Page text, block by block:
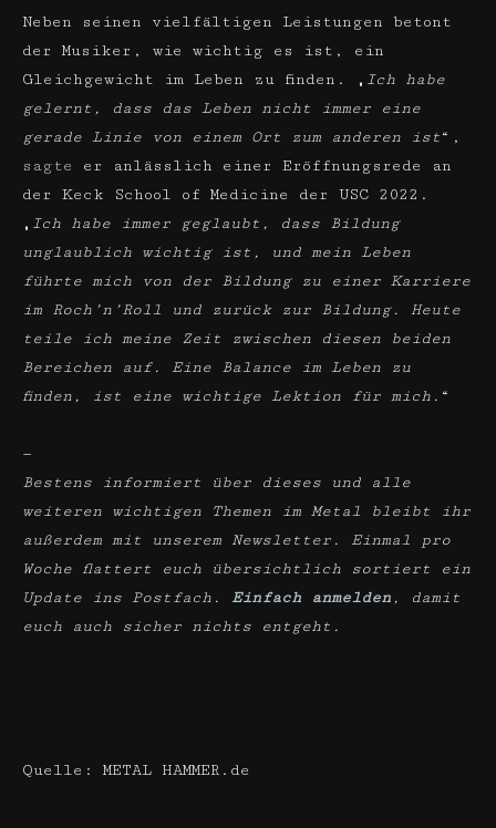
Neben seinen vielfältigen Leistungen betont
der Musiker, wie wichtig es ist, ein
Gleichgewicht im Leben zu finden. „ Ich habe
gelernt, dass das Leben nicht immer eine
gerade Linie von einem Ort zum anderen ist“,
sagte
er anlässlich einer Eröffnungsrede an
der Keck School of Medicine der USC 2022.
„ Ich habe immer geglaubt, dass Bildung
unglaublich wichtig ist, und mein Leben
führte mich von der Bildung zu einer Karriere
im Roch’n’Roll und zurück zur Bildung. Heute
teile ich meine Zeit zwischen diesen beiden
Bereichen auf. Eine Balance im Leben zu
finden, ist eine wichtige Lektion für mich. “
—
Bestens informiert über dieses und alle
weiteren wichtigen Themen im Metal bleibt ihr
außerdem mit unserem Newsletter. Einmal pro
Woche flattert euch übersichtlich sortiert ein
Update ins Postfach. Einfach anmelden , damit
euch auch sicher nichts entgeht.
Quelle: METAL HAMMER.de